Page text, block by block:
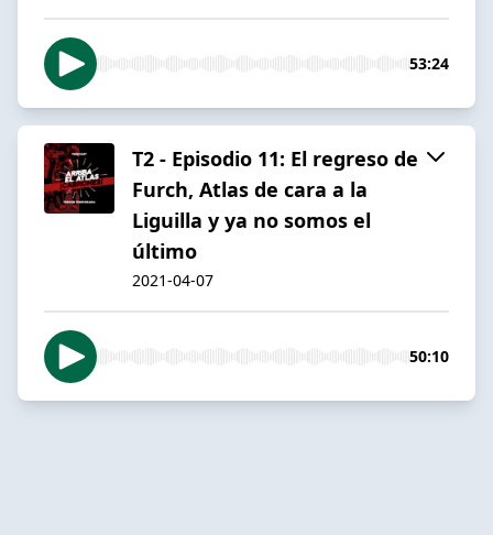
53:24
T2 - Episodio 11: El regreso de
Furch, Atlas de cara a la
Liguilla y ya no somos el
último
2021-04-07
50:10